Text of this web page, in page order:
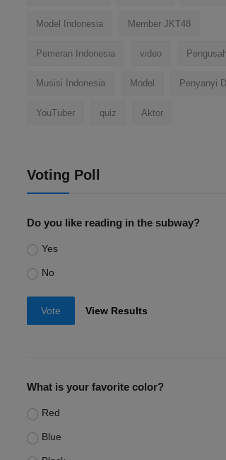
Model Indonesia Member JKT48
Pemeran Indonesia video
Musisi Indonesia Model Penyanyi
YouTuber quiz Aktor
Voting Poll
Do you like reading in the subway?
Yes
No
Vote View Results
What is your favorite color?
Red
Blue